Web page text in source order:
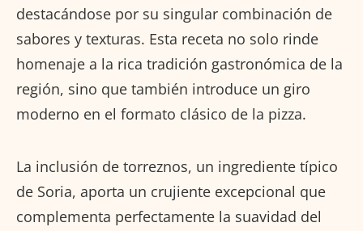
destacándose por su singular combinación de
sabores y texturas. Esta receta no solo rinde
homenaje a la rica tradición gastronómica de la
región, sino que también introduce un giro
moderno en el formato clásico de la pizza.
La inclusión de torreznos, un ingrediente típico
de Soria, aporta un crujiente excepcional que
complementa perfectamente la suavidad del